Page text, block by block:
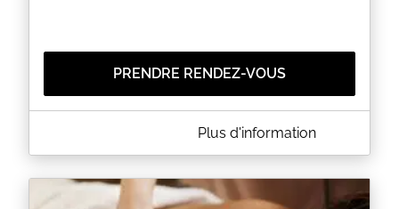
PRENDRE RENDEZ-VOUS
A PROPOS DE FRANCANNE
Je vous informe que nous allons déménager dans
Nous avons trouvé un emplacement idéal qui nous
permettra de mieux répondre à vos besoins et de
Plus d'information